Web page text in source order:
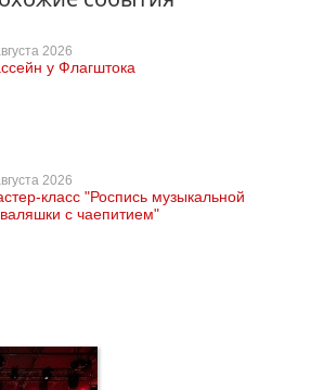
2026
у Флагштока
2026
класс "Роспись музыкальной
с чаепитием"